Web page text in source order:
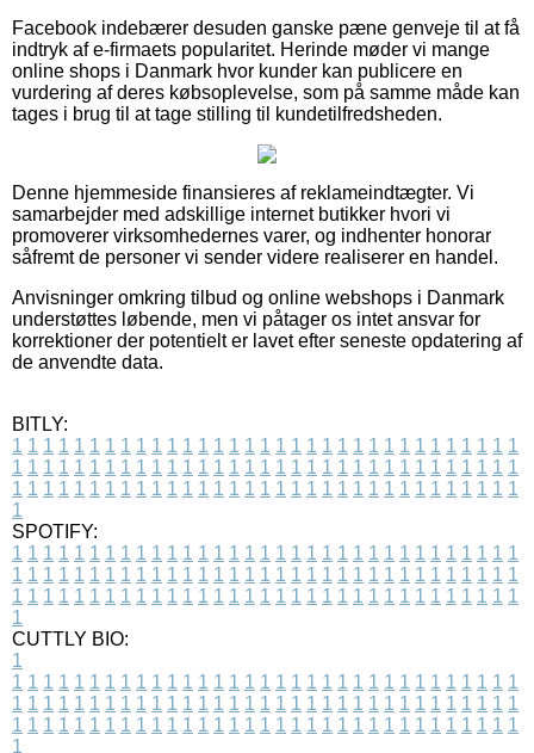
Facebook indebærer desuden ganske pæne genveje til at få
indtryk af e-firmaets popularitet. Herinde møder vi mange
online shops i Danmark hvor kunder kan publicere en
vurdering af deres købsoplevelse, som på samme måde kan
tages i brug til at tage stilling til kundetilfredsheden.
Denne hjemmeside finansieres af reklameindtægter. Vi
samarbejder med adskillige internet butikker hvori vi
promoverer virksomhedernes varer, og indhenter honorar
såfremt de personer vi sender videre realiserer en handel.
Anvisninger omkring tilbud og online webshops i Danmark
understøttes løbende, men vi påtager os intet ansvar for
korrektioner der potentielt er lavet efter seneste opdatering af
de anvendte data.
BITLY:
1 1 1 1 1 1 1 1 1 1 1 1 1 1 1 1 1 1 1 1 1 1 1 1 1 1 1 1 1 1 1 1 1
1 1 1 1 1 1 1 1 1 1 1 1 1 1 1 1 1 1 1 1 1 1 1 1 1 1 1 1 1 1 1 1 1
1 1 1 1 1 1 1 1 1 1 1 1 1 1 1 1 1 1 1 1 1 1 1 1 1 1 1 1 1 1 1 1 1
1
SPOTIFY:
1 1 1 1 1 1 1 1 1 1 1 1 1 1 1 1 1 1 1 1 1 1 1 1 1 1 1 1 1 1 1 1 1
1 1 1 1 1 1 1 1 1 1 1 1 1 1 1 1 1 1 1 1 1 1 1 1 1 1 1 1 1 1 1 1 1
1 1 1 1 1 1 1 1 1 1 1 1 1 1 1 1 1 1 1 1 1 1 1 1 1 1 1 1 1 1 1 1 1
1
CUTTLY BIO:
1
1 1 1 1 1 1 1 1 1 1 1 1 1 1 1 1 1 1 1 1 1 1 1 1 1 1 1 1 1 1 1 1 1
1 1 1 1 1 1 1 1 1 1 1 1 1 1 1 1 1 1 1 1 1 1 1 1 1 1 1 1 1 1 1 1 1
1 1 1 1 1 1 1 1 1 1 1 1 1 1 1 1 1 1 1 1 1 1 1 1 1 1 1 1 1 1 1 1 1
1